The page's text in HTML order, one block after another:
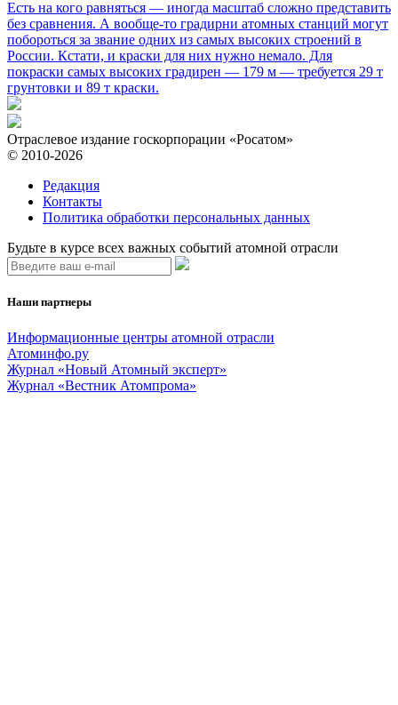
Есть на кого равняться — иногда масштаб сложно представить
без сравнения. А вообще-то градирни атомных станций могут
побороться за звание одних из самых высоких строений в
России. Кстати, и краски для них нужно немало. Для
покраски самых высоких градирен — 179 м — требуется 29 т
грунтовки и 89 т краски.
Отраслевое издание госкорпорации «Росатом»
© 2010-2026
Редакция
Контакты
Политика обработки персональных данных
Будьте в курсе всех важных событий атомной отрасли
Наши партнеры
Информационные центры атомной отрасли
Атоминфо.ру
Журнал «Новый Атомный эксперт»
Журнал «Вестник Атомпрома»